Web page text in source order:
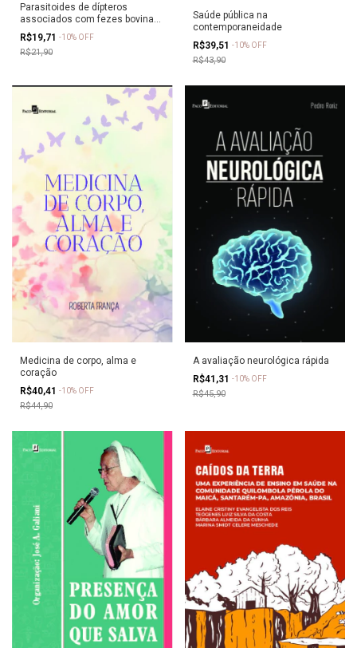
Parasitoides de dípteros
associados com fezes bovinas
nos estados de Goiás e Minas
Gerais
R$19,71 -10% OFF
R$21,90
Saúde pública na
contemporaneidade
R$39,51 -10% OFF
R$43,90
Medicina de corpo, alma e
coração
R$40,41 -10% OFF
R$44,90
A avaliação neurológica rápida
R$41,31 -10% OFF
R$45,90